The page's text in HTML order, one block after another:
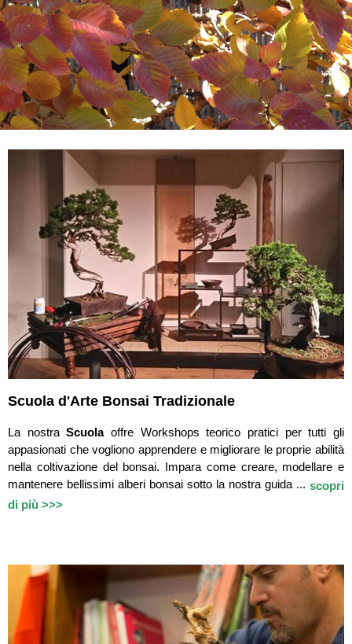
Scuola d'Arte Bonsai Tradizionale
La nostraScuolaoffre Workshops teorico pratici per tutti gli
appasionati che vogliono apprendere e migliorare le proprie abilità
nella coltivazione del bonsai. Impara come creare, modellare e
mantenere bellissimi alberi bonsai sotto la nostra guida ... scopri
di più >>>